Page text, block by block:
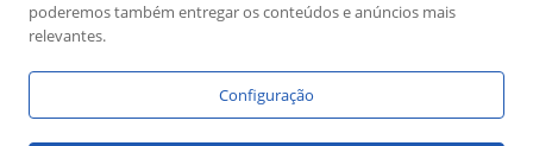
poderemos também entregar os conteúdos e anúncios mais
relevantes.
Configuração